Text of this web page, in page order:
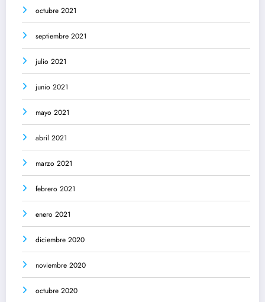
octubre 2021
septiembre 2021
julio 2021
junio 2021
mayo 2021
abril 2021
marzo 2021
febrero 2021
enero 2021
diciembre 2020
noviembre 2020
octubre 2020